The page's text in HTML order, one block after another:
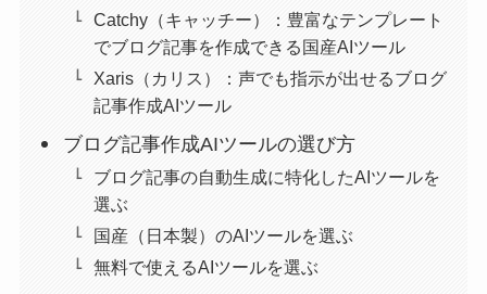
Catchy（キャッチー）：豊富なテンプレート
でブログ記事を作成できる国産AIツール
Xaris（カリス）：声でも指示が出せるブログ
記事作成AIツール
ブログ記事作成AIツールの選び方
ブログ記事の自動生成に特化したAIツールを
選ぶ
国産（日本製）のAIツールを選ぶ
無料で使えるAIツールを選ぶ